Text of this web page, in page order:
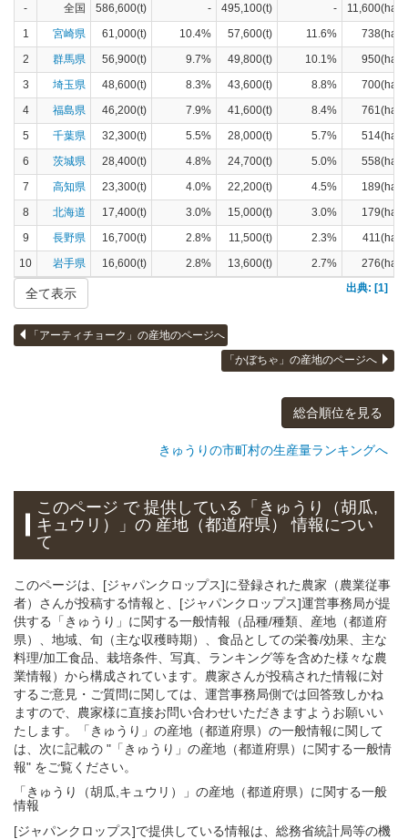
- 全国 586,600(t) - 495,100(t) -
11,600(ha)
1
宮崎県 61,000(t) 10.4% 57,600(t) 11.6%
738(ha)
2
群馬県 56,900(t) 9.7% 49,800(t) 10.1%
950(ha)
3
埼玉県 48,600(t) 8.3% 43,600(t) 8.8%
700(ha)
4
福島県 46,200(t) 7.9% 41,600(t) 8.4%
761(ha)
5
千葉県 32,300(t) 5.5% 28,000(t) 5.7%
514(ha)
6
茨城県 28,400(t) 4.8% 24,700(t) 5.0%
558(ha)
7
高知県 23,300(t) 4.0% 22,200(t) 4.5%
189(ha)
8
北海道 17,400(t) 3.0% 15,000(t) 3.0%
179(ha)
9
長野県 16,700(t) 2.8% 11,500(t) 2.3%
411(ha)
10
岩手県 16,600(t) 2.8% 13,600(t) 2.7%
276(ha)
出典: [1]
全て表示
「アーティチョーク」の産地のページへ
「かぼちゃ」の産地のページへ
総合順位を見る
きゅうりの市町村の生産量ランキングへ
このページ で 提供している「きゅうり（胡瓜,
キュウリ）」の 産地（都道府県） 情報につい
て
このページは、[ジャパンクロップス]に登録された農家（農業従事
者）さんが投稿する情報と、[ジャパンクロップス]運営事務局が提
供する「きゅうり」に関する一般情報（品種/種類、産地（都道府
県）、地域、旬（主な収穫時期）、食品としての栄養/効果、主な
料理/加工食品、栽培条件、写真、ランキング等を含めた様々な農
業情報）から構成されています。農家さんが投稿された情報に対
するご意見・ご質問に関しては、運営事務局側では回答致しかね
ますので、農家様に直接お問い合わせいただきますようお願いい
たします。「きゅうり」の産地（都道府県）の一般情報に関して
は、次に記載の "「きゅうり」の産地（都道府県）に関する一般情
報" をご覧ください。
「きゅうり（胡瓜,キュウリ）」 の産地（都道府県）に関する一般
情報
[ジャパンクロップス]で提供している情報は、総務省統計局等の機